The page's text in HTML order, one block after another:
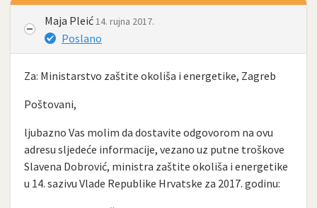
Maja Pleić 14. rujna 2017.
Poslano
Za: Ministarstvo zaštite okoliša i energetike, Zagreb
Poštovani,
ljubazno Vas molim da dostavite odgovorom na ovu
adresu sljedeće informacije, vezano uz putne troškove
Slavena Dobrović, ministra zaštite okoliša i energetike
u 14. sazivu Vlade Republike Hrvatske za 2017. godinu: